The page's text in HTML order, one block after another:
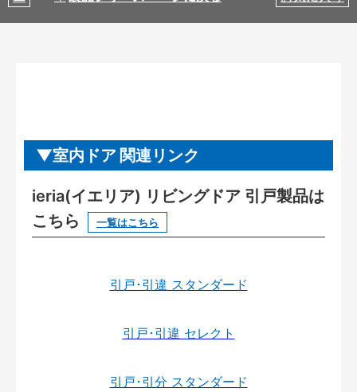
室内ドア 関連リンク
ieria(イエリア) リビングドア 引戸製品は
こちら
一覧はこちら
引戸･引違 スタンダード
引戸･引違 セレクト
引戸･引分 スタンダード